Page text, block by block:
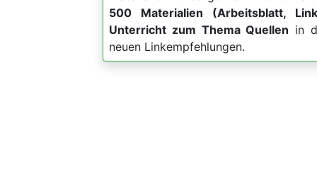
500 Materialien (Arbeitsblatt,
Unterricht zum Thema Quellen in
neuen Linkempfehlungen.